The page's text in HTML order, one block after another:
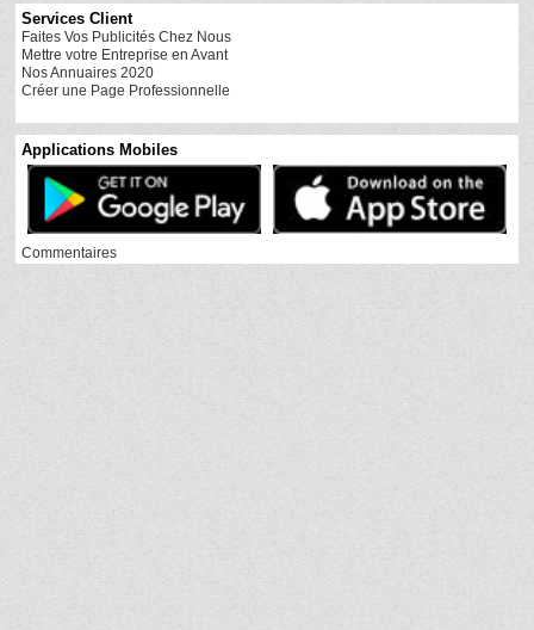
Services Client
Faites Vos Publicités Chez Nous
Mettre votre Entreprise en Avant
Nos Annuaires 2020
Créer une Page Professionnelle
Applications Mobiles
Commentaires